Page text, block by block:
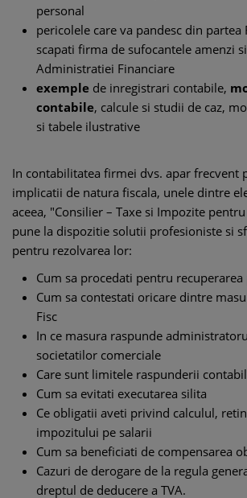
personal
pericolele care va pandesc din partea
scapati firma de sufocantele amenzi
Administratiei Financiare
exemple de inregistrari contabile,
contabile, calcule si studii de caz,
si tabele ilustrative
In contabilitatea firmei dvs. apar frecvent
implicatii de natura fiscala, unele dintre
aceea, "Consilier – Taxe si Impozite
pune la dispozitie solutii profesioniste si
pentru rezolvarea lor:
Cum sa procedati pentru
Cum sa contestati oricare dintre
Fisc
In ce masura raspunde
societatilor comerciale
Care sunt limitele raspunderii
Cum sa evitati executarea silita
Ce obligatii aveti privind calculul,
impozitului pe salarii
Cum sa beneficiati de compensarea
Cazuri de derogare de la regula
dreptul de deducere a TVA.